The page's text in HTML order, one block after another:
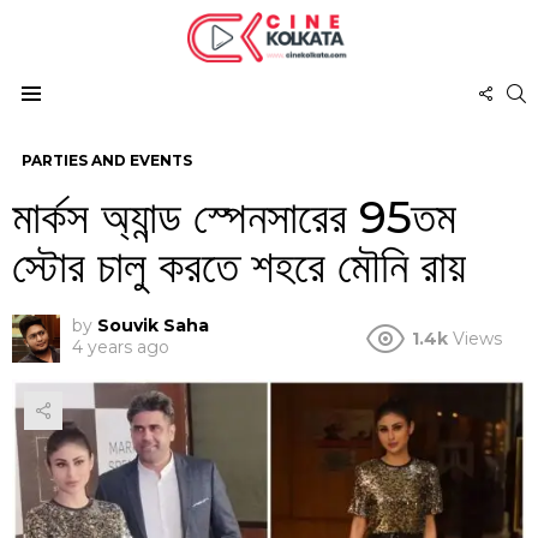
PARTIES AND EVENTS
মার্কস অ্যান্ড স্পেনসারের 95তম
স্টোর চালু করতে শহরে মৌনি রায়
by Souvik Saha
4 years ago
1.4k Views